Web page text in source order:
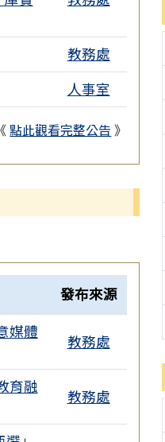
教務處
人事室
《點此觀看完整公告 》
發布來源
媒體
教務處
育融
教務處